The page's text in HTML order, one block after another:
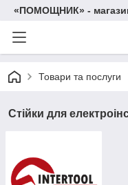
«ПОМОЩНИК» -
Товари та послуги
Стійки для